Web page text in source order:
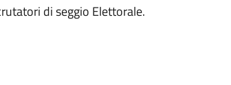
di seggio Elettorale.